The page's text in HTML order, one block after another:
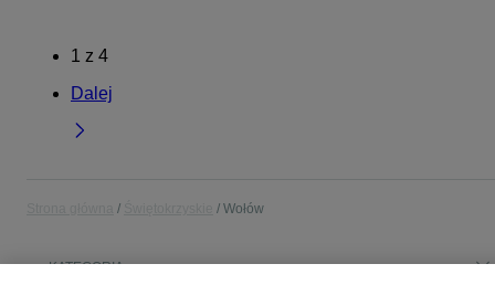
1 z 4
Dalej
Wołów
KATEGORIA